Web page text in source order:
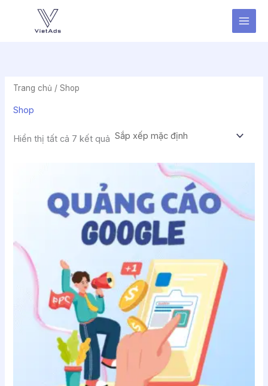
Trang chủ / Shop
Shop
Hiển thị tất cả 7 kết quả